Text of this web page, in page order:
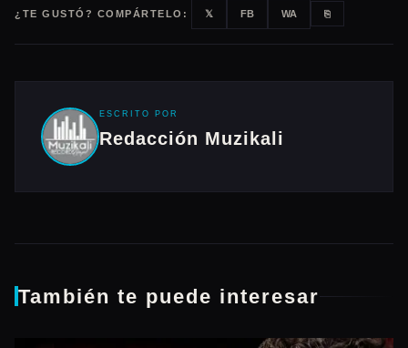
¿TE GUSTÓ? COMPÁRTELO: 𝕏 FB WA ⎘
ESCRITO POR
Redacción Muzikali
También te puede interesar